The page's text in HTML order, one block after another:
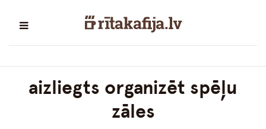
aizliegts organizēt spēļu
zāles